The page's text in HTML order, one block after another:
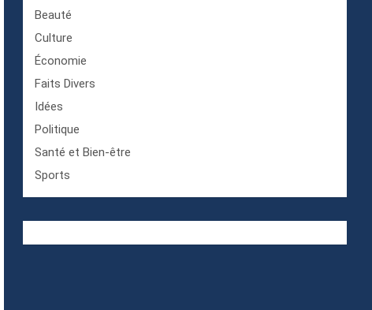
Beauté
Culture
Économie
Faits Divers
Idées
Politique
Santé et Bien-être
Sports